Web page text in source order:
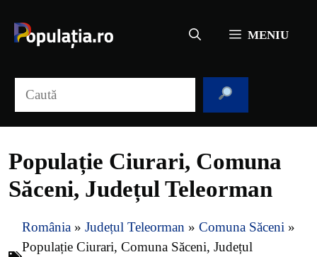
conținut
MENIU
Populație Ciurari, Comuna
Săceni, Județul Teleorman
România » Județul Teleorman » Comuna Săceni »
Populație Ciurari, Comuna Săceni, Județul